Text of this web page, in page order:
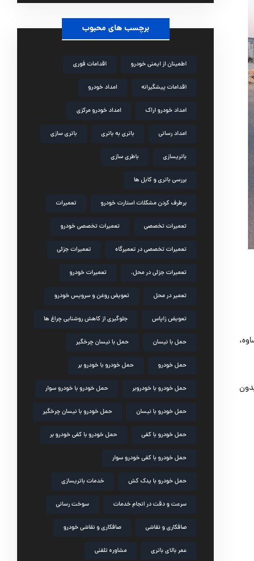
برچسب های محبوب
اطمینان از ایمنی خودرو اقدامات فوری
اقدامات پیشگیرانه امداد خودرو
امداد خودرو اراک امداد خودرو مرکزی
امداد رسانی باتری به باتری باتری سازی
باتریسازی باطری سازی
بررسی باتری و کابل ها
برطرف کردن مشکلات استارت خودرو تعمیرات
تعمیرات تخصصی تعمیرات تخصصی خودرو
تعمیرات تخصصی در تعمیرگاه تعمیرات جزئی
تعمیرات جزئی در محل. تعمیرات خودرو
تعمیر در محل تعویض روغن و سرویس خودرو
تعویض زاپاس جلوگیری از کاهش روشنایی چراغ ها
حمل با نیسان حمل با نیسان چرخگیر
حمل خودرو حمل خودرو با خودرو بر
حمل خودرو با خودروبر حمل خودرو با خودرو سوار
حمل خودرو با نیسان حمل خودرو با نیسان چرخگیر
حمل خودرو با کفی حمل خودرو با کفی خودرو بر
حمل خودرو با کفی خودرو سوار
حمل خودرو با یدک کش خدمات باتریسازی
سرعت و دقت در انجام خدمات سوخت رسانی
صافکاری و نقاشی صافکاری و نقاشی خودرو
عمر بالای باتری مشاوره تلفنی